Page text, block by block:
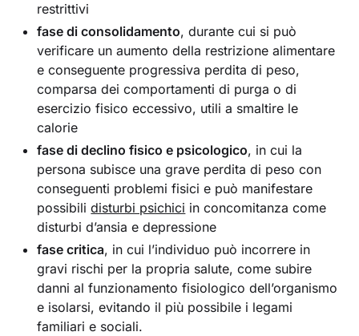
restrittivi
fase di consolidamento, durante cui si può
verificare un aumento della restrizione alimentare
e conseguente progressiva perdita di peso,
comparsa dei comportamenti di purga o di
esercizio fisico eccessivo, utili a smaltire le
calorie
fase di declino fisico e psicologico, in cui la
persona subisce una grave perdita di peso con
conseguenti problemi fisici e può manifestare
possibilidisturbi psichici in concomitanza come
disturbi d’ansia e depressione
fase critica, in cui l’individuo può incorrere in
gravi rischi per la propria salute, come subire
danni al funzionamento fisiologico dell’organismo
e isolarsi, evitando il più possibile i legami
familiari e sociali.